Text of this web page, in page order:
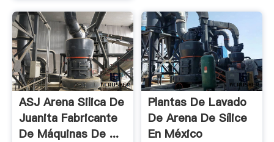
ASJ Arena Silica De
Juanita Fabricante
De Máquinas De ...
Plantas De Lavado
De Arena De Sílice
En México